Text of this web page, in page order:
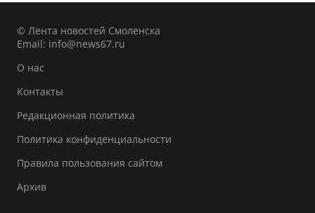
© Лента новостей Смоленска
Email: info@news67.ru
О нас
Контакты
Редакционная политика
Политика конфиденциальности
Правила пользования сайтом
Архив